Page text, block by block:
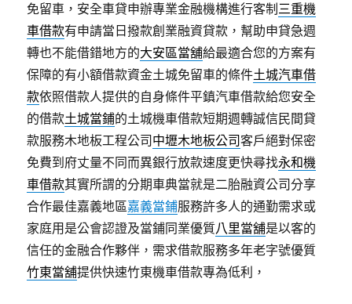
免留車，安全車貸申辦專業金融機構進行客制 三重機
車借款有申請當日撥款創業融資貸款，幫助申貸急週
轉也不能借錯地方的大安區當舖給最適合您的方案有
保障的有小額借款資金土城免留車的條件土城汽車借
款依照借款人提供的自身條件平鎮汽車借款給您安全
的借款土城當鋪的土城機車借款短期週轉誠信民間貸
款服務木地板工程公司 中壢木地板公司客戶絕對保密
免費到府丈量不同而異銀行放款速度更快尋找永和機
車借款其實所謂的分期車典當就是二胎融資公司分享
合作最佳嘉義地區嘉義當鋪服務許多人的通勤需求或
家庭用是公會認證及當鋪同業優質八里當舖是以客的
信任的金融合作夥伴，需求借款服務多年老字號優質
竹東當舖提供快速竹東機車借款專為低利，